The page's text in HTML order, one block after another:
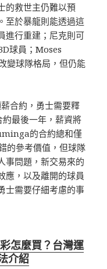
的救世主仍難以預
至於暴龍則能透過這
進行重建；尼克則可
球員；Moses
變球隊格局，但仍能
合約，勇士需要釋
最後一年，薪資將
的合約總和僅
的參考價值，但球隊
事問題，新交易來的
應，以及離開的球員
士需要仔細考慮的事
怎麼買？台灣運
介紹